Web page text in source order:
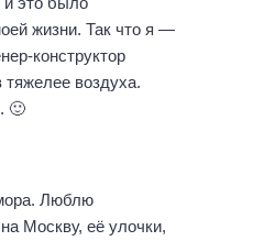
жизни. Так что я —
конструктор
тяжелее воздуха.
🙂
Люблю
Москву, её улочки,